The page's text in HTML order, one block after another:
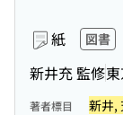
紙 図書
新井充 監修
著者標目 新井,